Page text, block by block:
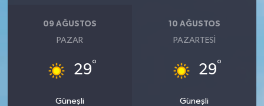
09 AĞUSTOS
PAZAR
29°
Güneşli
10 AĞUSTOS
PAZARTESI
29°
Güneşli